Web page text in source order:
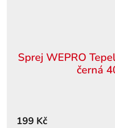
Sprej WEPRO
černá
199 Kč